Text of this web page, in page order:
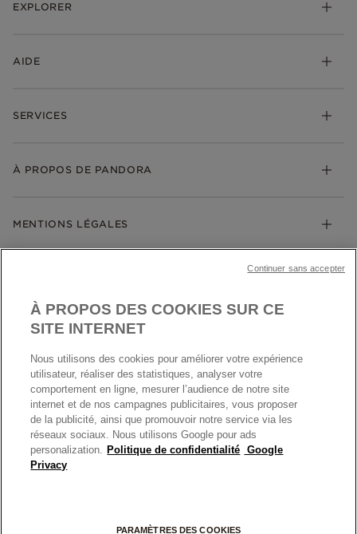
EXPLORER
Bijoux
Trouver une boutique
AIDE
Suivre ma commande
Échanges et retours
Prix en ligne et en boutique
Plan du site
SERVICES
Gravure
À PROPOS DE PANDORA
Carrières
MENTIONS LÉGALES
Politique des cookies
Politique de confidentialité
Conditions générales de vente
Conditions générales de vente Click & Collect
Plateforme ODR
Information sur le fabricant et l'importateur
Index égalité Femme/Homme
FRANCE
France
© TOUS DROITS RESERVES. 2026 Pandora
À PROPOS DES COOKIES SUR CE
SITE INTERNET
Nous utilisons des cookies pour améliorer votre expérience
utilisateur, réaliser des statistiques, analyser votre
comportement en ligne, mesurer l’audience de notre site
internet et de nos campagnes publicitaires, vous proposer
de la publicité, ainsi que promouvoir notre service via les
réseaux sociaux. Nous utilisons Google pour ads
personalization. Politique de confidentialité Google
Privacy
PARAMÈTRES DES COOKIES
Continuer sans accepter